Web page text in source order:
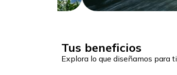
Tus beneficios
Explora lo que diseñamos para ti.